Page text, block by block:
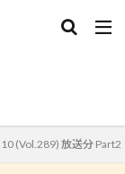
(Vol.289) 放送分 Part2